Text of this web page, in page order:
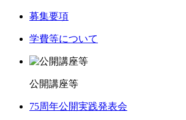
募集要項
学費等について
公開講座等
75周年公開実践発表会